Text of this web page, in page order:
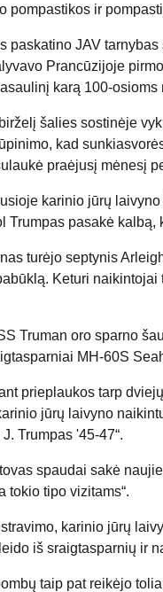
pompastikos ir
paskatino JAV
Prancūzijoje
karą 100-osioms
šalies sostinėje
kad
praėjusį mėnesį
karinio jūrų
Trumpas pasakė
turėjo septynis
Keturi
Truman oro sparno
MH-60S
prieplaukos tarp
jūrų laivyno
Trumpas '45-47“.
spaudai sakė
tokio tipo vizitams“.
karinio jūrų
iš sraigtasparnių ir
taip pat reikėjo